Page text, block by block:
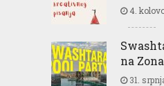
4.
na
31.